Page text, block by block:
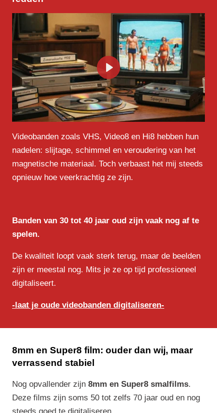
P
l
a
y
Videobanden zoals VHS, Video8 en Hi8 hebben hun
nadelen: slijtage, schimmel en veroudering van het
magnetische materiaal. Toch verbaast het mij steeds
opnieuw hoe veerkrachtig ze zijn.
Banden van 30 tot 40 jaar oud zijn vaak nog af te
spelen.
De kwaliteit loopt vaak sterk terug, maar de beelden
zijn er meestal nog. Mits je ze op tijd professioneel
digitaliseert.
-laat je oude videobanden digitaliseren-
8mm en Super8 film: ouder dan wij, maar
verrassend stabiel
Nog opvallender zijn 8mm en Super8 smalfilms.
Deze films zijn soms 50 tot zelfs 70 jaar oud en nog